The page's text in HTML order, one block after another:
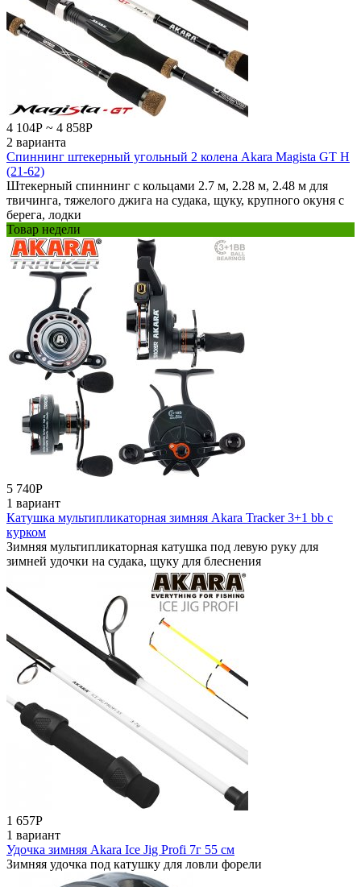
4 104Р ~ 4 858Р
2 варианта
Спиннинг штекерный угольный 2 колена Akara Magista GT H
(21-62)
Штекерный спиннинг с кольцами 2.7 м, 2.28 м, 2.48 м для
твичинга, тяжелого джига на судака, щуку, крупного окуня с
берега, лодки
Товар недели
5 740Р
1 вариант
Катушка мультипликаторная зимняя Akara Tracker 3+1 bb с
курком
Зимняя мультипликаторная катушка под левую руку для
зимней удочки на судака, щуку для блеснения
1 657Р
1 вариант
Удочка зимняя Akara Ice Jig Profi 7г 55 см
Зимняя удочка под катушку для ловли форели